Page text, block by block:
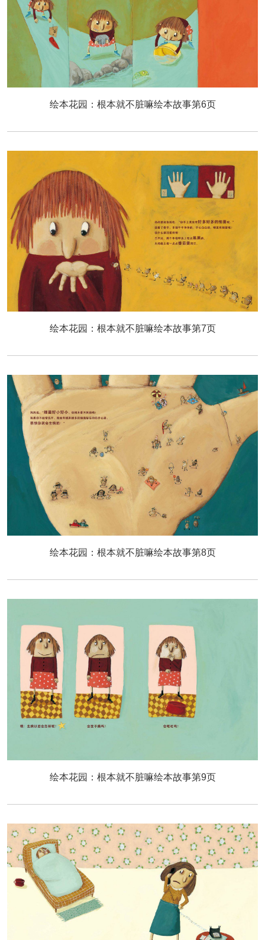
绘本花园：根本就不脏嘛绘本故事第6页
绘本花园：根本就不脏嘛绘本故事第7页
绘本花园：根本就不脏嘛绘本故事第8页
绘本花园：根本就不脏嘛绘本故事第9页